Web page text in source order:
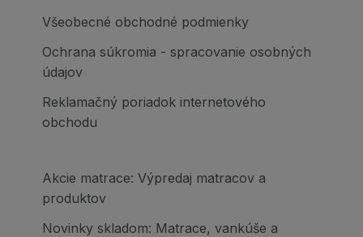
Všeobecné obchodné podmienky
Ochrana súkromia - spracovanie osobných
údajov
Reklamačný poriadok internetového
obchodu
Akcie matrace: Výpredaj matracov a
produktov
Novinky skladom: Matrace, vankúše a